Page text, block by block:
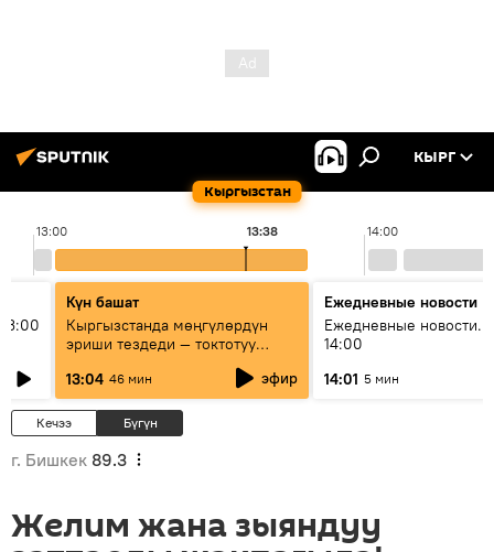
Кыргызстан
КЫРГ
13:00 14:00
13:38
Күн башат
Кыргызстанда мөңгүлөрдүн
эриши тездеди — токтотуу
13:04 46 мин эфир
Ежедневные новости
Ежедневные новости.
14:00
14:01 5 мин
Кечээ Бүгүн
г. Бишкек 89.3
Желим жана зыяндуу